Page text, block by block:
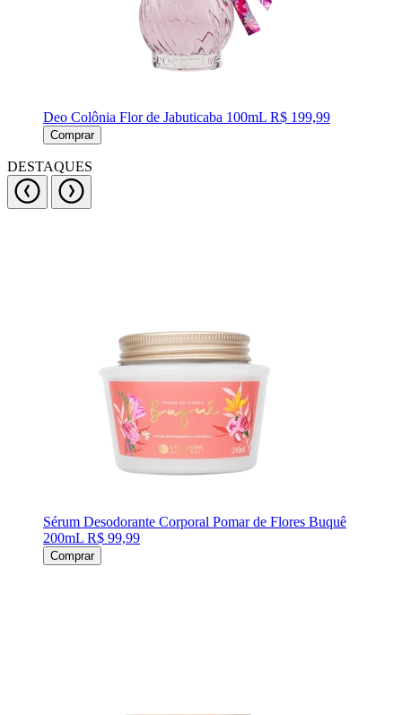
Deo Colônia Flor de Jabuticaba 100mL R$ 199,99
Comprar
DESTAQUES
Sérum Desodorante Corporal Pomar de Flores Buquê
200mL R$ 99,99
Comprar